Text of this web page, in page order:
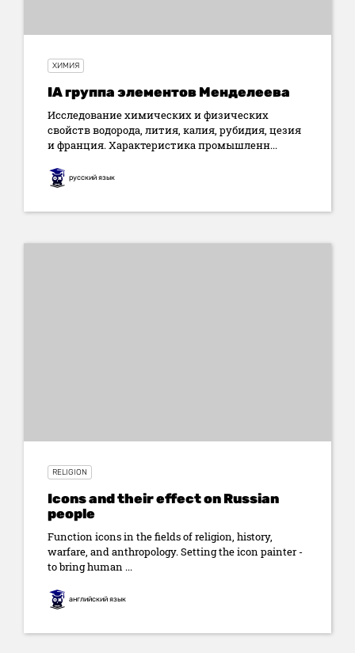
ХИМИЯ
IA группа элементов Менделеева
Исследование химических и физических
свойств водорода, лития, калия, рубидия, цезия
и франция. Характеристика промышленн...
русский язык
RELIGION
Icons and their effect on Russian
people
Function icons in the fields of religion, history,
warfare, and anthropology. Setting the icon painter -
to bring human ...
английский язык